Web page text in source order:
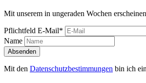
Mit unserem in ungeraden Wochen
Pflichtfeld E-Mail*
Name
Absenden
Mit den Datenschutzbestimmungen bin ich